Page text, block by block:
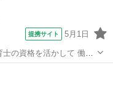
提携サイト 5月1日